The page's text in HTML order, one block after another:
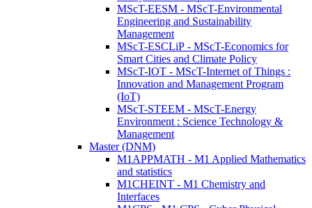
MScT-EESM - MScT-Environmental
Engineering and Sustainability
Management
MScT-ESCLiP - MScT-Economics for
Smart Cities and Climate Policy
MScT-IOT - MScT-Internet of Things :
Innovation and Management Program
(IoT)
MScT-STEEM - MScT-Energy
Environment : Science Technology &
Management
Master (DNM)
M1APPMATH - M1 Applied Mathematics
and statistics
M1CHEINT - M1 Chemistry and
Interfaces